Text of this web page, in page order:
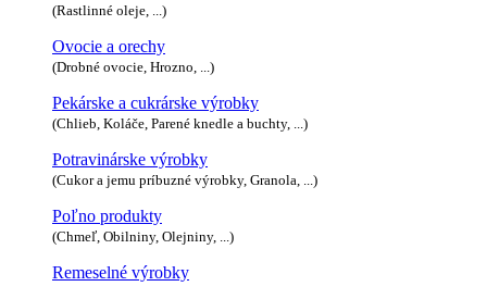
(Rastlinné oleje, ...)
Ovocie a orechy
(Drobné ovocie, Hrozno, ...)
Pekárske a cukrárske výrobky
(Chlieb, Koláče, Parené knedle a buchty, ...)
Potravinárske výrobky
(Cukor a jemu príbuzné výrobky, Granola, ...)
Poľno produkty
(Chmeľ, Obilniny, Olejniny, ...)
Remeselné výrobky